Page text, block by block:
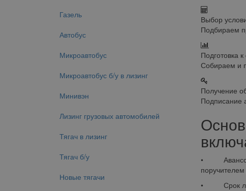
Газель
Автобус
Микроавтобус
Микроавтобус б/у в лизинг
Минивэн
Лизинг грузовых автомобилей
Тягач в лизинг
Тягач б/у
Новые тягачи
Выбор
Подбираем
Подготовка к
Собираем и
Получение
Подписание
•
• Срок